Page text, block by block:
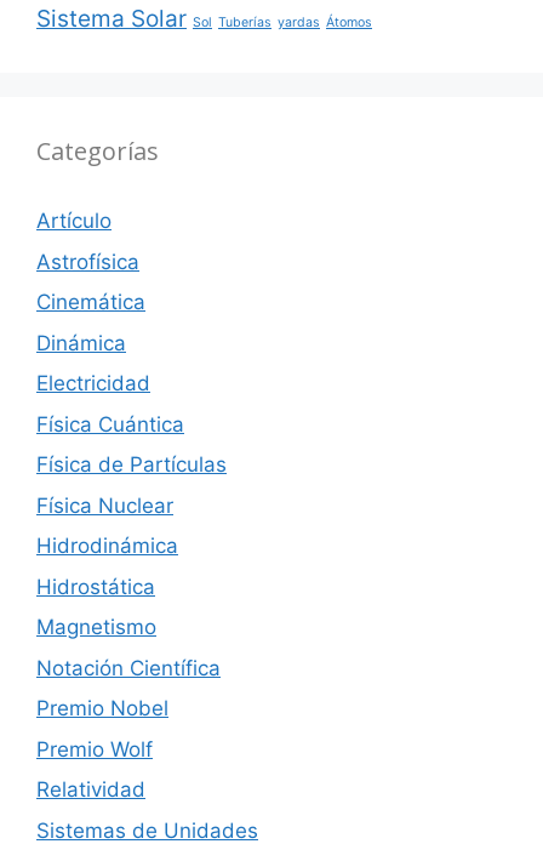
Sistema Solar Sol Tuberías yardas Átomos
Categorías
Artículo
Astrofísica
Cinemática
Dinámica
Electricidad
Física Cuántica
Física de Partículas
Física Nuclear
Hidrodinámica
Hidrostática
Magnetismo
Notación Científica
Premio Nobel
Premio Wolf
Relatividad
Sistemas de Unidades